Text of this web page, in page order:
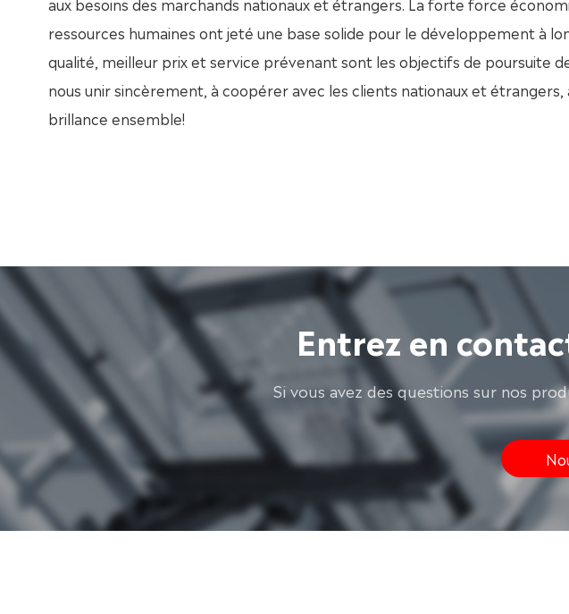
ressources humaines ont jeté une base solide pour le développement à
qualité, meilleur prix et service prévenant sont les objectifs de poursuite
nous unir sincèrement, à coopérer avec les clients nationaux et
brillance ensemble!
Entrez en
Si vous avez des questions sur nos